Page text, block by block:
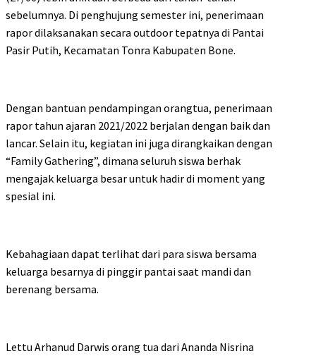
sebelumnya. Di penghujung semester ini, penerimaan
rapor dilaksanakan secara outdoor tepatnya di Pantai
Pasir Putih, Kecamatan Tonra Kabupaten Bone.
Dengan bantuan pendampingan orangtua, penerimaan
rapor tahun ajaran 2021/2022 berjalan dengan baik dan
lancar. Selain itu, kegiatan ini juga dirangkaikan dengan
“Family Gathering”, dimana seluruh siswa berhak
mengajak keluarga besar untuk hadir di moment yang
spesial ini.
Kebahagiaan dapat terlihat dari para siswa bersama
keluarga besarnya di pinggir pantai saat mandi dan
berenang bersama.
Lettu Arhanud Darwis orang tua dari Ananda Nisrina